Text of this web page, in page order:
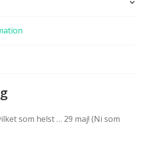
som helst … 29 maj! (Ni som